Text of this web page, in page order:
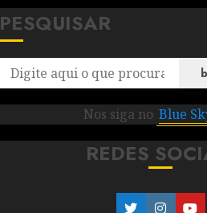
PESQUISAR
Nos siga no Blue
REDES